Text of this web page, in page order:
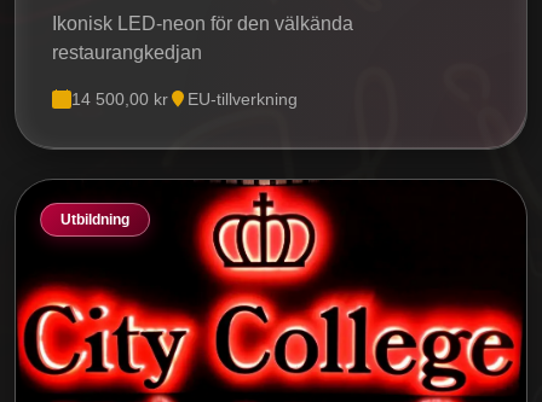
Ikonisk LED-neon för den välkända
restaurangkedjan
14 500,00 kr EU-tillverkning
Utbildning